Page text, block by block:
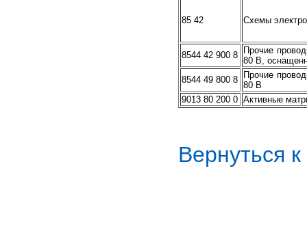
85 42 Схемы
8544 42 900 8
Прочие
80 В,
8544 49 800 8
Прочие
80 В
9013 80 200 0 Активные
Вернуться